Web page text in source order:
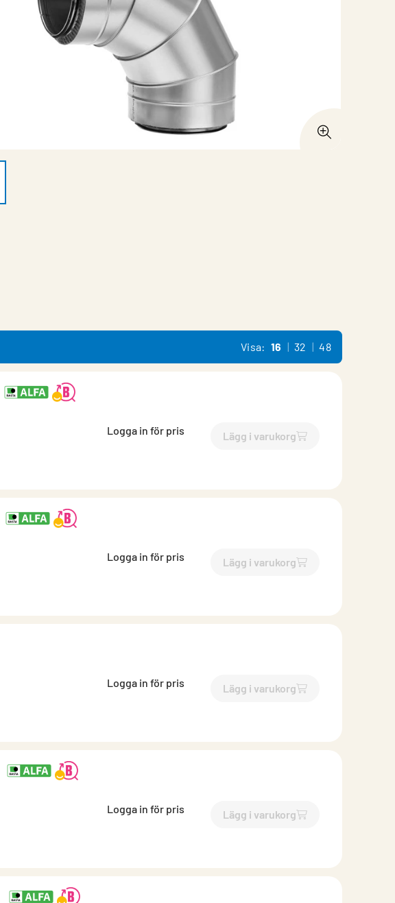
Visa: 16 32 48
Logga in för pris Lägg i varukorg
`$Lägg till
Logga in för pris Lägg i varukorg
`$Lägg till
Logga in för pris Lägg i varukorg
`$Lägg till
Logga in för pris Lägg i varukorg
`$Lägg till